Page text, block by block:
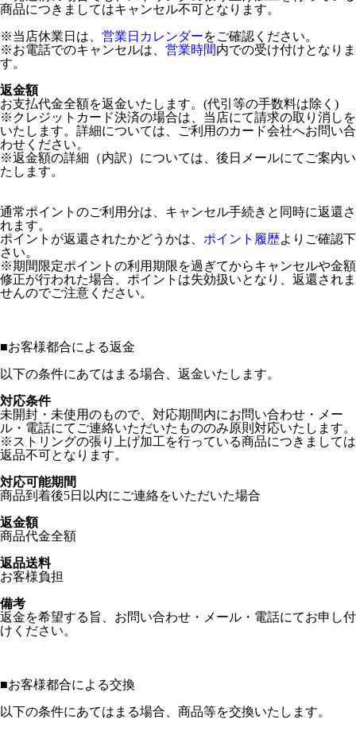
商品につきましてはキャンセル不可となります。
※当店休業日は、 営業日カレンダーをご確認ください。
※お電話でのキャンセルは、 営業時間内での受け付けとなりま
す。
返金額
お支払代金全額を返金いたします。(代引等の手数料は除く)
※クレジットカード決済の場合は、当店にて請求の取り消しを
いたします。詳細については、ご利用のカード会社へお問い合
わせください。
※返金額の詳細（内訳）については、後日メールにてご案内い
たします。
通常ポイントのご利用分は、キャンセル手続きと同時に返還さ
れます。
ポイントが返還されたかどうかは、 ポイント履歴よりご確認下
さい。
※期間限定ポイントの利用期限を過ぎてからキャンセルや金額
修正が行われた場合、ポイントは失効扱いとなり、返還されま
せんのでご注意ください。
■お客様都合による返金
以下の条件にあてはまる場合、返金いたします。
対応条件
未開封・未使用のもので、対応期間内にお問い合わせ・メー
ル・電話にてご連絡いただいたもののみ原則対応いたします。
※ストリングの張り上げ加工を行っている商品につきましては
返品不可となります。
対応可能期間
商品到着後5日以内にご連絡をいただいた場合
返金額
商品代金全額
返品送料
お客様負担
備考
返金を希望する旨、お問い合わせ・メール・電話にてお申し付
けください。
■お客様都合による交換
以下の条件にあてはまる場合、商品等を交換いたします。